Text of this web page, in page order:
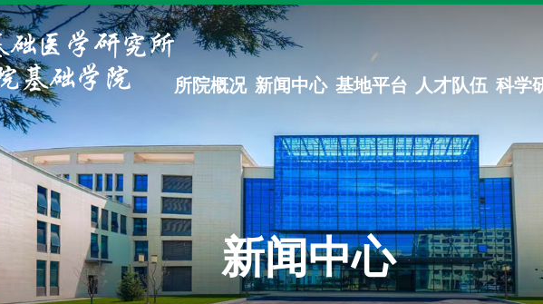
所院概况 新闻中心 基地平台 人才队伍 科学
新闻中心